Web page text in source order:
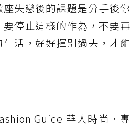
失戀後的課題是分手後你
停止這樣的作為，不要再
活，好好揮別過去，才能
Guide 華人時尚．專